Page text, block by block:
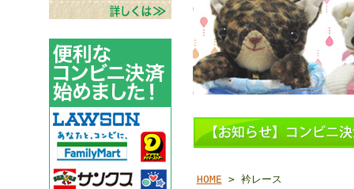
HOME > 衿レース